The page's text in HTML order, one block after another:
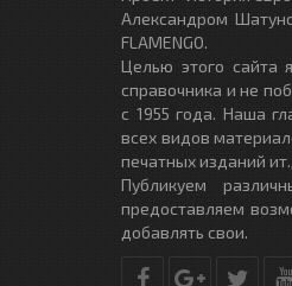
Александром
FLAMENGO.
Целью этого сайта
справочника и не
с 1955 года. Наша
всех видов
печатных изданий
Публикуем
предоставляем
добавлять свои.